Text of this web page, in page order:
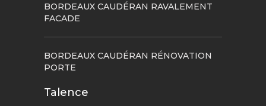
BORDEAUX CAUDÉRAN RAVALEMENT
FACADE
BORDEAUX CAUDÉRAN RÉNOVATION
PORTE
Talence